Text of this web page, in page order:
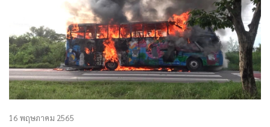
16 พฤษภาคม 2565